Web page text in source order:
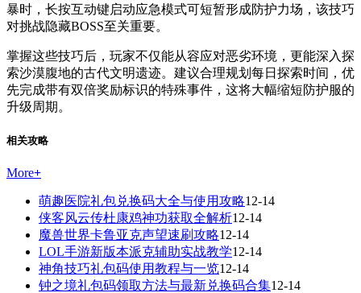
暴时，长按互动键启动应急模式可短暂形成防护力场，该技巧
对挑战隐藏BOSS至关重要。
掌握这些技巧后，玩家不仅能从容应对恶劣环境，更能深入探
索沙漠腹地的古代文明遗迹。建议合理规划每日探索时间，优
先完成带有双倍奖励标识的特殊事件，这将大幅缩短防护服的
升级周期。
相关攻略
More+
萌趣医院礼包兑换码大全与使用攻略12-14
侠客风云传杜康鸡神功获取全解析12-14
魔兽世界卡鲁亚克声望速刷攻略12-14
LOL手游新版本派克辅助实战教学12-14
神角技巧礼包码使用教程与一览12-14
钟之境礼包码领取方法与最新兑换码合集12-14